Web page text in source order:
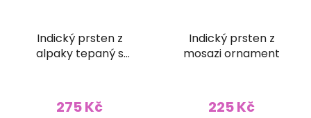
Indický prsten z
alpaky tepaný s
275 Kč
Indický prsten z
mosazi ornament
225 Kč